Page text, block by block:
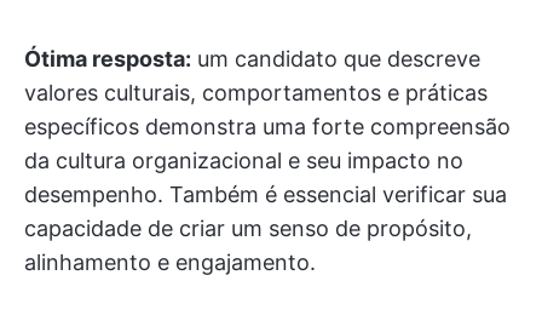
Ótima resposta: um candidato que descreve
valores culturais, comportamentos e práticas
específicos demonstra uma forte compreensão
da cultura organizacional e seu impacto no
desempenho. Também é essencial verificar sua
capacidade de criar um senso de propósito,
alinhamento e engajamento.